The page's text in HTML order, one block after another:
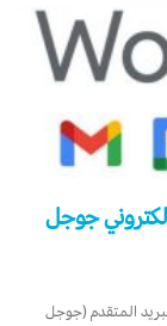
جوجل
المتقدم (جوجل